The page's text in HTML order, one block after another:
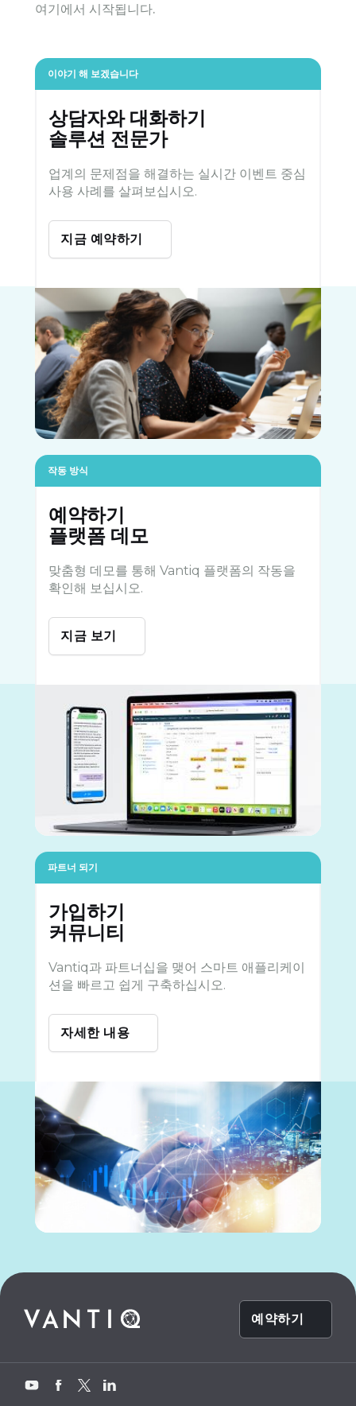
여기에서 시작됩니다.
이야기 해 보겠습니다
상담자와 대화하기
솔루션 전문가
업계의 문제점을 해결하는 실시간 이벤트 중심
사용 사례를 살펴보십시오.
지금 예약하기
작동 방식
예약하기
플랫폼 데모
맞춤형 데모를 통해 Vantiq 플랫폼의 작동을
확인해 보십시오.
지금 보기
파트너 되기
가입하기
커뮤니티
Vantiq과 파트너십을 맺어 스마트 애플리케이
션을 빠르고 쉽게 구축하십시오.
자세한 내용
예약하기
YouTubeFacebookTwitterLinkedIn